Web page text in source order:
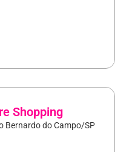
Shopping
Bernardo do Campo/SP